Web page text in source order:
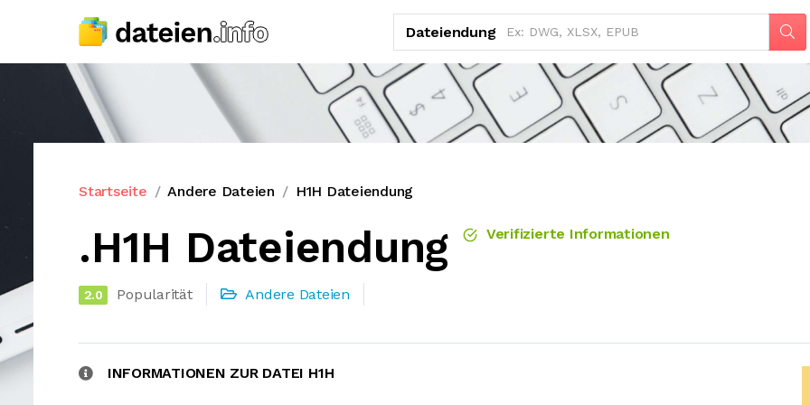
Dateiendung
Startseite Andere Dateien H1H Dateiendung
.H1H Dateiendung Verifizierte Informationen
2.0 Popularität Andere Dateien
INFORMATIONEN ZUR DATEI H1H